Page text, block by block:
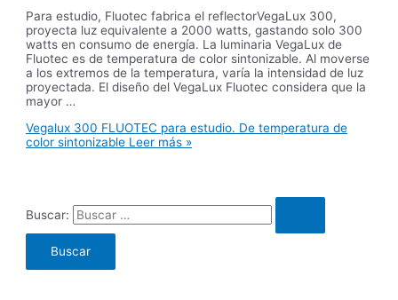
Para estudio, Fluotec fabrica el reflectorVegaLux 300,
proyecta luz equivalente a 2000 watts, gastando solo 300
watts en consumo de energía. La luminaria VegaLux de
Fluotec es de temperatura de color sintonizable. Al moverse
a los extremos de la temperatura, varía la intensidad de luz
proyectada. El diseño del VegaLux Fluotec considera que la
mayor …
Vegalux 300 FLUOTEC para estudio. De temperatura de
color sintonizable Leer más »
Buscar: